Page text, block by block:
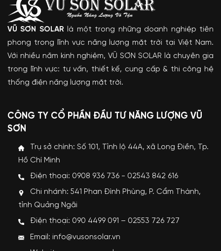
VŨ SƠN SOLAR là một trong những doanh nghiệp tiên
phong trong lĩnh vực năng lượng mặt trời tại Việt Nam.
Với nhiều năm kinh nghiệm, VŨ SƠN SOLAR là chuyên gia
trong lĩnh vực: tư vấn, thiết kế, cung cấp & thi công hệ
thống điện năng lượng mặt trời.
CÔNG TY CỔ PHẦN ĐẦU TƯ NĂNG LƯỢNG VŨ
SƠN
Trụ sở chính: Số 101, Tỉnh lộ 44A, xã Long Điền, Tp.
Hồ Chí Minh
Điện thoại: 0908 936 736 - 02543 842 616
Chi nhánh: 541 Phan Đình Phùng, P. Cẩm Thành,
tỉnh Quảng Ngãi
Điện thoại: 090 4499 091 – 02553 726 727
Email: info@vusonsolar.vn